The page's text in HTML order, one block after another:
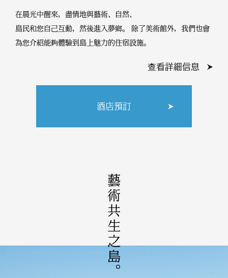
在晨光中醒來，盡情地與藝術、自然、
島民和您自己互動，然後進入夢鄉。 除了美術館外， 我們也會
為您介紹能夠體驗到島上魅力的住宿設施。
查看詳細信息
酒店預訂
藝術共生之島。